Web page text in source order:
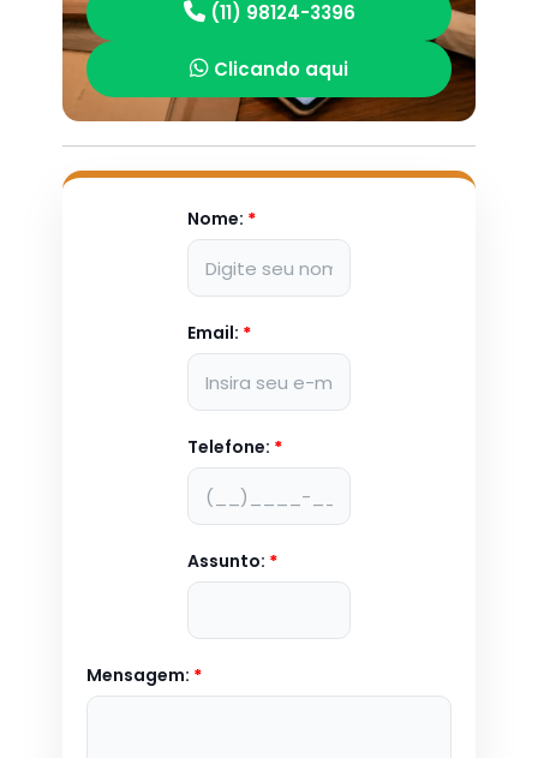
(11) 98124-3396
Clicando aqui
Nome: *
Email: *
Telefone: *
Assunto: *
Mensagem: *